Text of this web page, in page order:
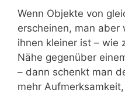
Wenn Objekte von
erscheinen, man aber
ihnen kleiner ist – wie
Nähe gegenüber
– dann schenkt man
mehr